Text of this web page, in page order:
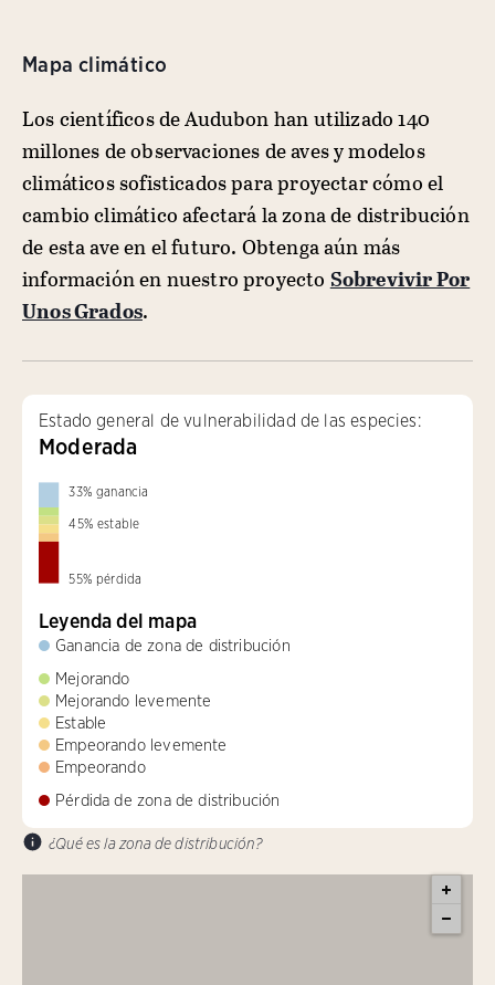
Mapa climático
Los científicos de Audubon han utilizado 140
millones de observaciones de aves y modelos
climáticos sofisticados para proyectar cómo el
cambio climático afectará la zona de distribución
de esta ave en el futuro. Obtenga aún más
información en nuestro proyecto Sobrevivir Por
Unos Grados.
Estado general de vulnerabilidad de las especies:
Moderada
33% ganancia
45% estable
55% pérdida
Leyenda del mapa
Ganancia de zona de distribución
Mejorando
Mejorando levemente
Estable
Empeorando levemente
Empeorando
Pérdida de zona de distribución
¿Qué es la zona de distribución?